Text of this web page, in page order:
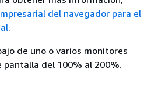
del navegador para el
.
de uno o varios monitores
pantalla del 100% al 200%.